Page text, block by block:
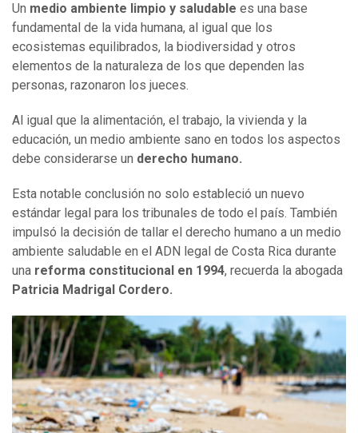
Un medio ambiente limpio y saludable es una base
fundamental de la vida humana, al igual que los
ecosistemas equilibrados, la biodiversidad y otros
elementos de la naturaleza de los que dependen las
personas, razonaron los jueces.
Al igual que la alimentación, el trabajo, la vivienda y la
educación, un medio ambiente sano en todos los aspectos
debe considerarse un derecho humano.
Esta notable conclusión no solo estableció un nuevo
estándar legal para los tribunales de todo el país. También
impulsó la decisión de tallar el derecho humano a un medio
ambiente saludable en el ADN legal de Costa Rica durante
una reforma constitucional en 1994, recuerda la abogada
Patricia Madrigal Cordero.